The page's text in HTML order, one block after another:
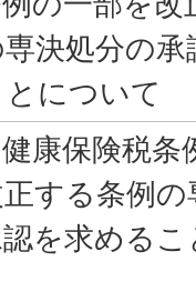
決処分の承
について
康保険税条
する条例の
を求めるこ